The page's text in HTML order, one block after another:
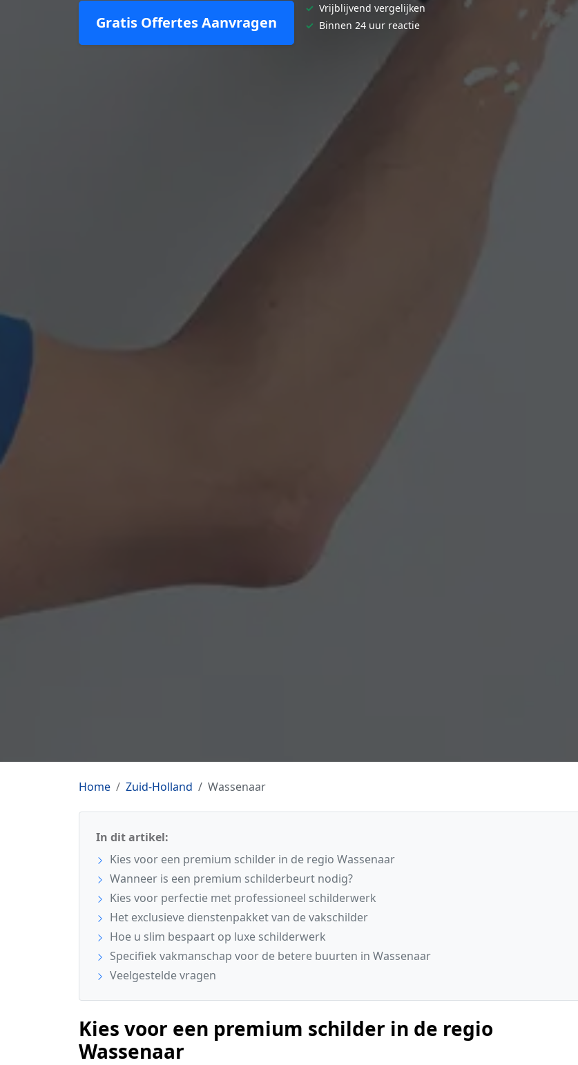
Gratis Offertes Aanvragen
✓ Vrijblijvend vergelijken
✓ Binnen 24 uur reactie
Home Zuid-Holland Wassenaar
In dit artikel:
Kies voor een premium schilder in de regio Wassenaar
Wanneer is een premium schilderbeurt nodig?
Kies voor perfectie met professioneel schilderwerk
Het exclusieve dienstenpakket van de vakschilder
Hoe u slim bespaart op luxe schilderwerk
Specifiek vakmanschap voor de betere buurten in Wassenaar
Veelgestelde vragen
Kies voor een premium schilder in de regio
Wassenaar